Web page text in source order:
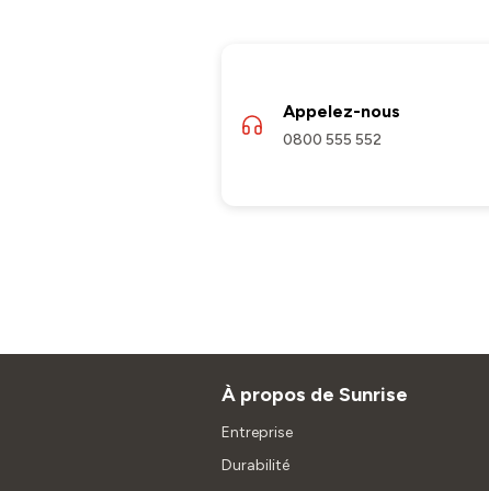
Appelez-nous
0800 555 552
À propos de Sunrise
Entreprise
Durabilité